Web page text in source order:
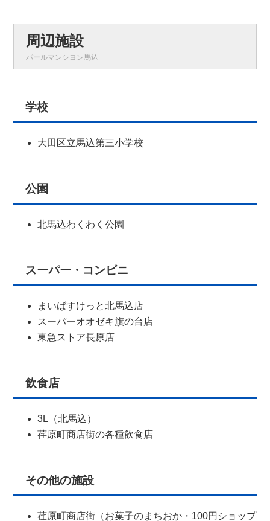
周辺施設
パールマンシヨン馬込
学校
大田区立馬込第三小学校
公園
北馬込わくわく公園
スーパー・コンビニ
まいばすけっと北馬込店
スーパーオオゼキ旗の台店
東急ストア長原店
飲食店
3L（北馬込）
荏原町商店街の各種飲食店
その他の施設
荏原町商店街（お菓子のまちおか・100円ショップ